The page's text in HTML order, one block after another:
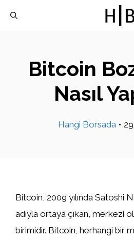
Bitcoin
Nasıl
Hangi Borsada •
Bitcoin, 2009 yılında Satoshi
adıyla ortaya çıkan, merkezi
birimidir. Bitcoin, herhangi bir